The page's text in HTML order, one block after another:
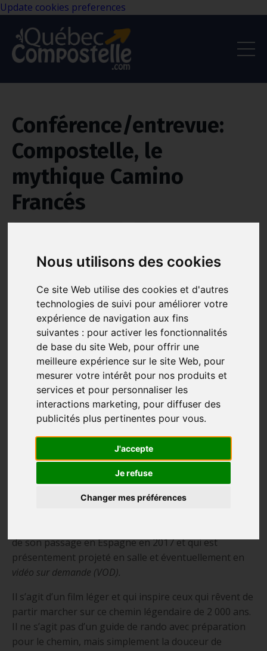
Nous utilisons des cookies
Ce site Web utilise des cookies et d'autres
technologies de suivi pour améliorer votre
expérience de navigation aux fins
suivantes : pour activer les fonctionnalités
de base du site Web, pour offrir une
meilleure expérience sur le site Web, pour
mesurer votre intérêt pour nos produits et
services et pour personnaliser les
interactions marketing, pour diffuser des
publicités plus pertinentes pour vous.
J'accepte
Je refuse
Changer mes préférences
Update cookies preferences
Conférence/entrevue:
Compostelle, le
mythique Camino
Francés
May 03, 2021
Après son expérience Compostelle, il réalise un film
« C’est définitivement la plus belle expérience de
ma vie »
de son passage en Espagne en 2017 et qui est
présentement projeté en salle et éventuellement en
vidéo sur demande (VOD).
Il s’agit d’un film léger et qui inspire ceux qui rêvent de
partir marcher sur ce chemin légendaire de 2 000 ans.
Il ne s’agit pas d’un guide de rando avec préparation
pour le chemin, mais simplement la douceur de